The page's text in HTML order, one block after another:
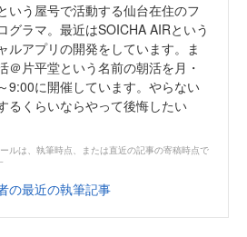
いう屋号で活動する仙台在住のフ
グラマ。最近はSOICHA AIRという
ルアプリの開発をしています。ま
＠片平堂という名前の朝活を月・
9:00に開催しています。やらない
るくらいならやって後悔したい
ルは、執筆時点、または直近の記事の寄稿時点で
の最近の執筆記事